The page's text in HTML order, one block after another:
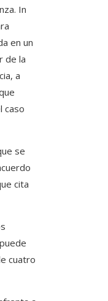
In
en un
de la
a
caso
se
cita
cuatro